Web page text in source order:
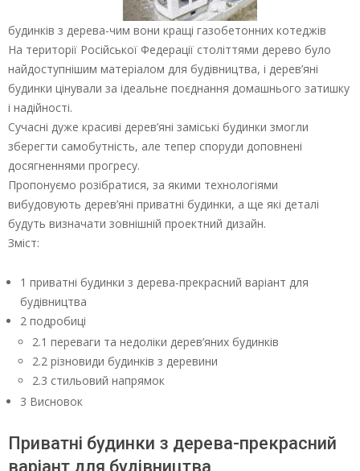
будинків з дерева-чим вони кращі газобетонних котеджів
На території Російської Федерації століттями дерево було
найдоступнішим матеріалом для будівництва, і дерев’яні
будинки цінували за ідеальне поєднання домашнього затишку
і надійності.
Сучасні дуже красиві дерев’яні заміські будинки змогли
зберегти самобутність, але тепер споруди доповнені
досягненнями прогресу.
Пропонуємо розібратися, за якими технологіями
вибудовують дерев’яні приватні будинки, а ще які деталі
будуть визначати зовнішній проектний дизайн.
Зміст:
1 приватні будинки з дерева-прекрасний варіант для
будівництва
2 подробиці
2.1 переваги та недоліки дерев’яних будинків
2.2 різновиди будинків з деревини
2.3 стильовий напрямок
3 Висновок
Приватні будинки з дерева-прекрасний
варіант для будівництва